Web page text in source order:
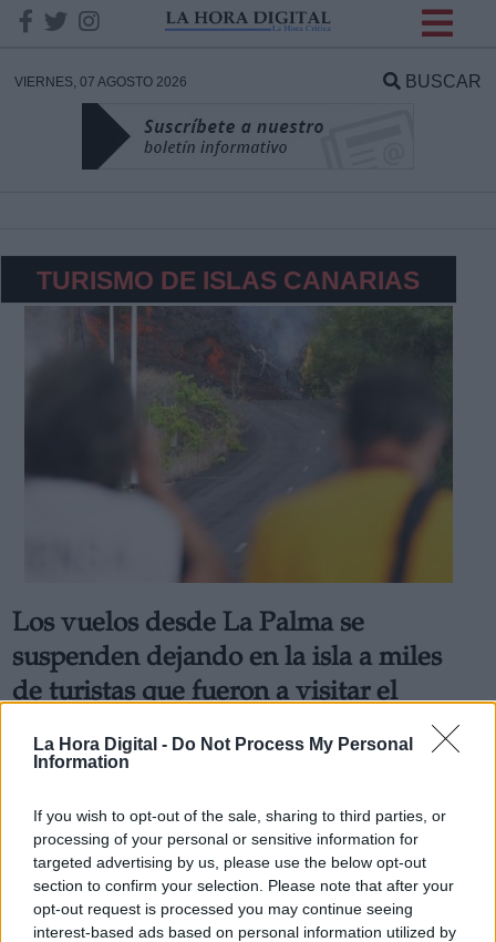
La Hora Digital - Do Not Process My Personal
Information
If you wish to opt-out of the sale, sharing to third parties, or
processing of your personal or sensitive information for
targeted advertising by us, please use the below opt-out
section to confirm your selection. Please note that after your
opt-out request is processed you may continue seeing
interest-based ads based on personal information utilized by
VIERNES, 07 AGOSTO 2026 BUSCAR
TURISMO DE ISLAS CANARIAS
Los vuelos desde La Palma se
suspenden dejando en la isla a miles
de turistas que fueron a visitar el
Se calcula que durante el Puente de Todos los Santos
más de 10.000 curiosos se han acercado a la “isla bonita”
encuentran atrapados debido a las cancelaciones de
vuelos por la mala calidad del aire
Por Juan Almansa
Más artículos de este autor
martes, 2 de noviembre de 2021
DATOS
Responsable:
Derechos:
link
Información adicional
link